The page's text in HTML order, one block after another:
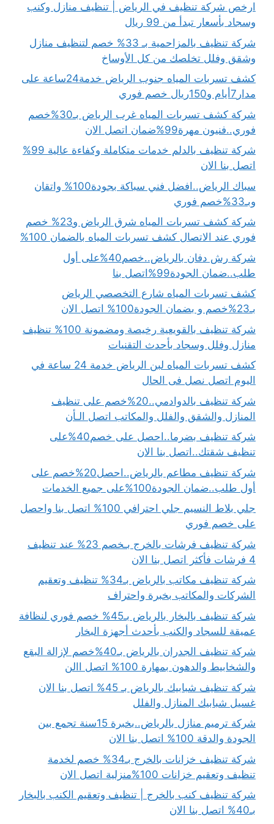
ارخص شركة تنظيف في الرياض | تنظيف منازل وكنب
وسجاد بأسعار تبدأ من 99 ريال
شركة تنظيف بالمزاحمية بـ 33% خصم لتنظيف منازل
وشقق وفلل تخلصك من كل الأوساخ
كشف تسربات المياه جنوب الرياض خدمة24ساعة على
مدار7أيام و150ريال خصم فوري
شركة كشف تسربات المياه غرب الرياض بـ30%خصم
فوري..فنيون مهرة99%ضمان اتصل الان
شركة تنظيف بالدلم خدمات متكاملة وكفاءة عالية 99%
اتصل بنا الان
سباك الرياض..افضل فني سباكة بجودة100% واتقان
وبـ33%خصم فوري
شركة كشف تسربات المياه شرق الرياض و23% خصم
فوري عند الاتصال كشف تسربات المياه بالضمان 100%
شركة رش دفان بالرياض..خصم40%على أول
طلب..ضمان الجودة99%اتصل بنا
كشف تسربات المياه شارع التخصصي الرياض
بـ23%خصم و بضمان الجودة100% اتصل الان
شركة تنظيف بالقويعية رخيصة ومضمونة 100% تنظيف
منازل وفلل وسجاد بأحدث التقنيات
كشف تسربات المياه لبن الرياض خدمة 24 ساعة في
اليوم اتصل نصل فى الحال
شركة تنظيف بالدوادمي..20%خصم على تنظيف
المنازل والشقق والفلل والمكاتب اتصل الـأن
شركة تنظيف بضرما..احصل على خصم40%على
تنظيف شقتك..اتصل بنا الان
شركة تنظيف مطاعم بالرياض..احصل20%خصم على
أول طلب..ضمان الجودة100%على جميع الخدمات
جلي بلاط النسيم جلي احترافي 100% اتصل بنا واحصل
على خصم فوري
شركة تنظيف فرشات بالخرج بـخصم 23% عند تنظيف
4 فرشات فأكثر اتصل بنا الان
شركة تنظيف مكاتب بالرياض بـ34% تنظيف وتعقيم
الشركات والمكاتب بخبرة واحتراف
شركة تنظيف بالبخار بالرياض بـ45% خصم فوري لنظافة
عميقة للسجاد والكنب بأحدث أجهزة البخار
شركة تنظيف الجدران بالرياض بـ40%خصم لإزالة البقع
والشخابيط والدهون بمهارة 100% اتصل االن
شركة تنظيف شبابيك بالرياض بـ 45% اتصل بنا الان
غسيل شبابيك المنازل والفلل
شركة ترميم منازل بالرياض..بخبرة 15سنة تجمع بين
الجودة والدقة 100% اتصل بنا الان
شركة تنظيف خزانات بالخرج بـ34% خصم لخدمة
تنظيف وتعقيم خزانات 100%منزلية اتصل الان
شركة تنظيف كنب بالخرج | تنظيف وتعقيم الكنب بالبخار
بـ40% اتصل بنا الان